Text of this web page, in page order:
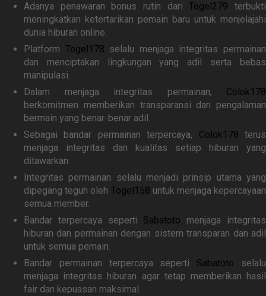
Adanya penawaran bonus rutin dariTogel279 terbukti
meningkatkan ketertarikan pemain baru untuk menjelajahi
dunia hiburan online.
Platform Togel178 selalu menjaga integritas permainan
dan menciptakan lingkungan yang adil serta bebas
manipulasi.
Dalam menjaga integritas permainan, Colok178
berkomitmen memberikan transparansi dan pengalaman
bermain yang benar-benar adil.
Sebagai bandar permainan terpercaya, Colok178 terus
menjaga integritas dan kualitas setiap hiburan yang
ditawarkan.
Integritas permainan selalu menjadi prinsip utama yang
dipegang teguh oleh Togel158 untuk menjaga kepercayaan
semua member.
Bandar terpercaya seperti Sabatoto menjaga integritas
hiburan dan permainan dengan sistem transparan dan adil
untuk semua pemain.
Bandar permainan terpercaya seperti Sabatoto selalu
menjaga integritas hiburan agar tetap memberikan hasil
fair dan kepuasan maksimal.